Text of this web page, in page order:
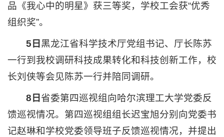
品《我心中的明星》获三等奖，学校工会获“优秀
组织奖”。
5日 黑龙江省科学技术厅党组书记、厅长陈苏
一行到我校调研科技成果转化和科技创新工作，校
长刘侠等会见陈苏一行并陪同调研。
8日 省委第四巡视组向哈尔滨理工大学党委反
馈巡视情况。第四巡视组组长迟宝旭分别向党委书
记赵琳和学校党委领导班子反馈巡视情况，并提出